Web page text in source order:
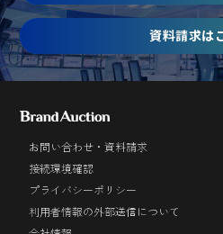
資料請求は
お問い合わせ・資料請求
接続環境確認
プライバシーポリシー
利用者情報の外部送信について